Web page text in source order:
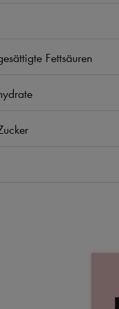
Fettsäuren